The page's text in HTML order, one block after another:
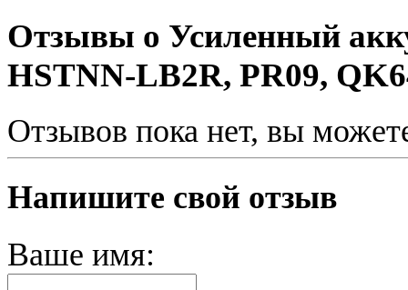
Отзывы о Усиленный
HSTNN-LB2R, PR09,
Отзывов пока нет, вы
Напишите свой отзыв
Ваше имя: